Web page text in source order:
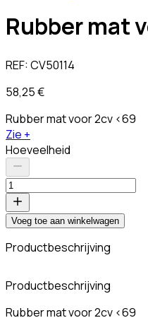
Rubber mat
REF:CV50114
58,25 €
Rubber mat voor 2cv <69
Zie +
Hoeveelheid
Voeg toe aan winkelwagen
Productbeschrijving
Productbeschrijving
Rubber mat voor 2cv <69